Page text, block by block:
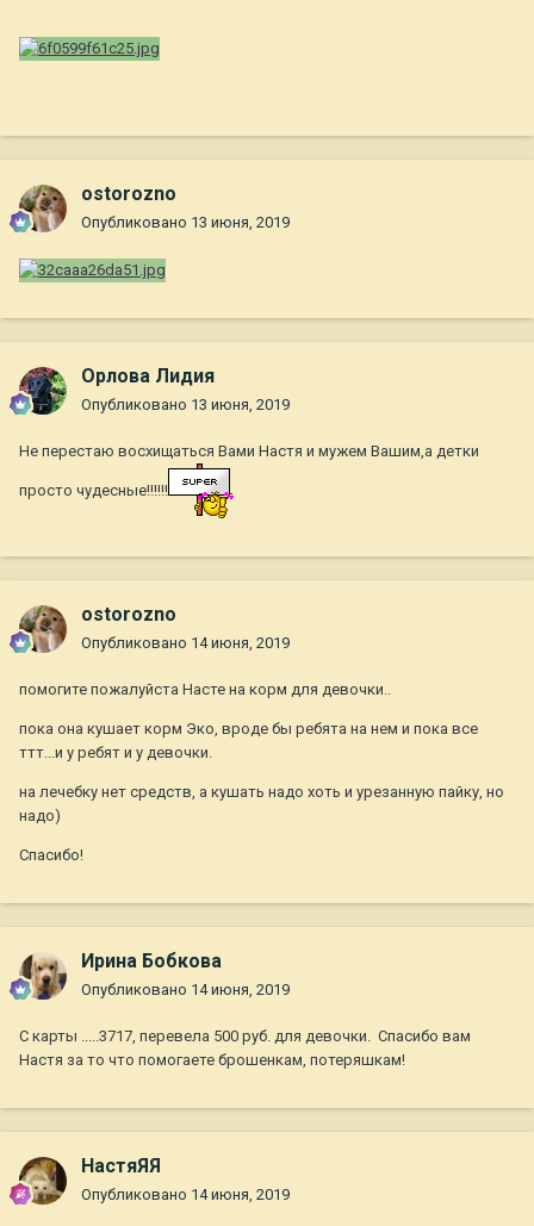
ostorozno
Опубликовано 13 июня, 2019
Орлова Лидия
Опубликовано 13 июня, 2019
Не перестаю восхищаться Вами Настя и мужем Вашим,а детки
просто чудесные!!!!!!
ostorozno
Опубликовано 14 июня, 2019
помогите пожалуйста Насте на корм для девочки..
пока она кушает корм Эко, вроде бы ребята на нем и пока все
ттт...и у ребят и у девочки.
на лечебку нет средств, а кушать надо хоть и урезанную пайку, но
надо)
Спасибо!
Ирина Бобкова
Опубликовано 14 июня, 2019
С карты .....3717, перевела 500 руб. для девочки. Спасибо вам
Настя за то что помогаете брошенкам, потеряшкам!
НастяЯЯ
Опубликовано 14 июня, 2019